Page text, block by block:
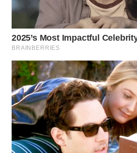
NIAS
LANGKAT
WN
TAPANULI
SELATAN
WN
TANJUNG